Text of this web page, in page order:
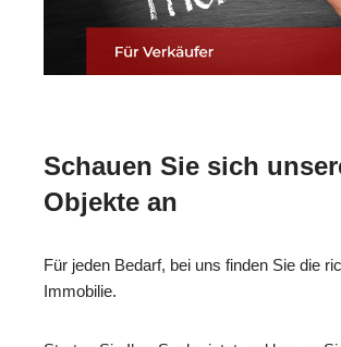
Schauen Sie sich
Objekte an
Für jeden Bedarf, bei uns finden Sie die
Immobilie.